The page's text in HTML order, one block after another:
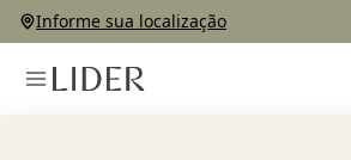
Informe sua localização